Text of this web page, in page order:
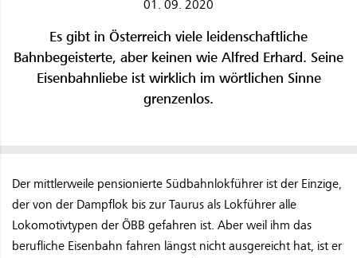
01. 09. 2020
Es gibt in Österreich viele leidenschaftliche
Bahnbegeisterte, aber keinen wie Alfred Erhard. Seine
Eisenbahnliebe ist wirklich im wörtlichen Sinne
grenzenlos.
Der mittlerweile pensionierte Südbahnlokführer ist der Einzige,
der von der Dampflok bis zur Taurus als Lokführer alle
Lokomotivtypen der ÖBB gefahren ist. Aber weil ihm das
berufliche Eisenbahn fahren längst nicht ausgereicht hat, ist er